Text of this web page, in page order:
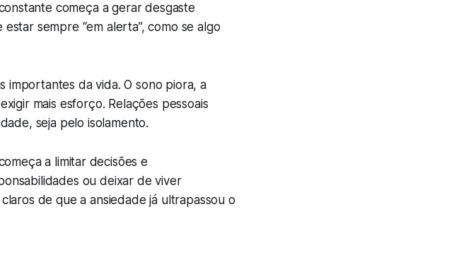
começa a gerar desgaste
sempre “em alerta”, como se algo
importantes da vida. O sono piora, a
mais esforço. Relações pessoais
seja pelo isolamento.
a limitar decisões e
ou deixar de viver
de que a ansiedade já ultrapassou o